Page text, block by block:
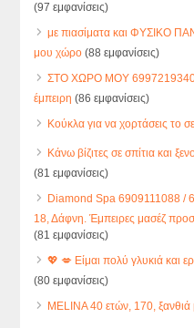
(97 εμφανίσεις)
με πιασίματα και ΦΥΣΙΚΟ
μου χώρο (88 εμφανίσεις)
ΣΤΟ ΧΩΡΟ ΜΟΥ 6997219340
έμπειρη (86 εμφανίσεις)
Κούκλα για να χορτάσεις το
Κάνω βίζιτες σε σπίτια και
(81 εμφανίσεις)
Diamond Spa 6909111088 /
18, Δάφνη. Έμπειρες μασέζ
(81 εμφανίσεις)
💖 💋 Είμαι πολύ γλυκιά
(80 εμφανίσεις)
MELINA 40 ετών, 170,